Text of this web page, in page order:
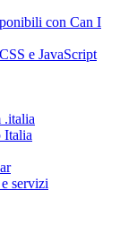
con Can I
e JavaScript
.italia
Italia
servizi